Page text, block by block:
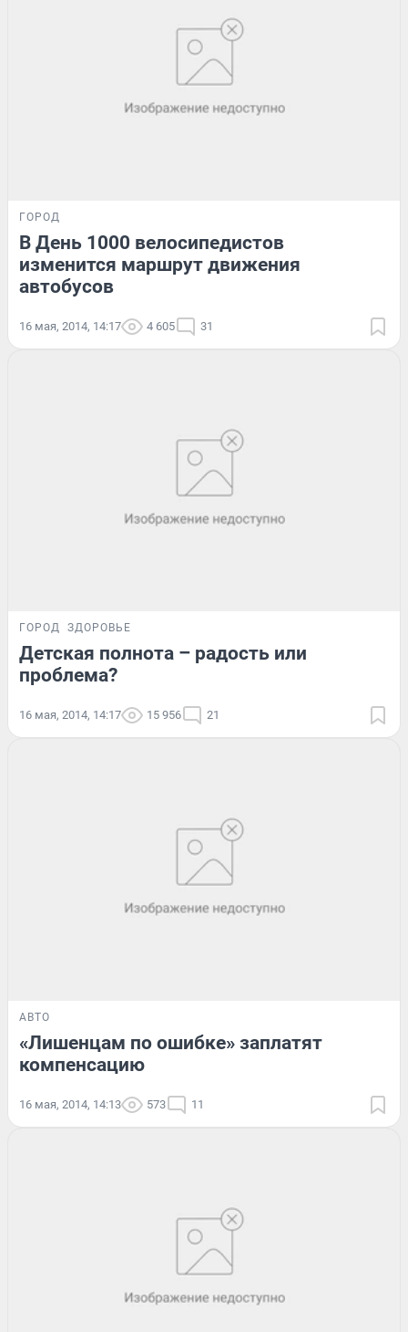
ГОРОД
В День 1000 велосипедистов
изменится маршрут движения
автобусов
16 мая, 2014, 14:17 4 605 31
ГОРОД ЗДОРОВЬЕ
Детская полнота – радость или
проблема?
16 мая, 2014, 14:17 15 956 21
АВТО
«Лишенцам по ошибке» заплатят
компенсацию
16 мая, 2014, 14:13 573 11